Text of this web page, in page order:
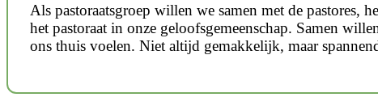
Als pastoraatsgroep willen we samen met de pastores,
het pastoraat in onze geloofsgemeenschap. Samen
ons thuis voelen. Niet altijd gemakkelijk, maar